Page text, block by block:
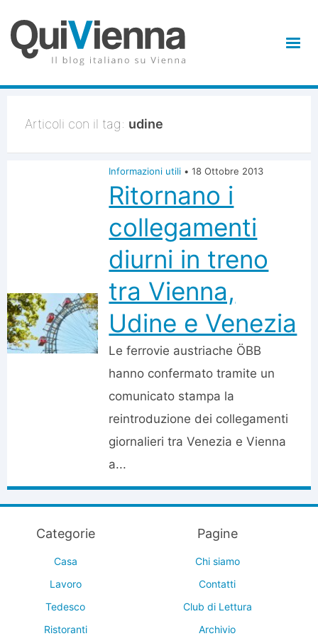
Articoli con il tag: udine
Informazioni utili • 18 Ottobre 2013
Ritornano i
collegamenti
diurni in treno
tra Vienna,
Udine e Venezia
Le ferrovie austriache ÖBB
hanno confermato tramite un
comunicato stampa la
reintroduzione dei collegamenti
giornalieri tra Venezia e Vienna
a...
Categorie
Casa
Lavoro
Tedesco
Ristoranti
Pagine
Chi siamo
Contatti
Club di Lettura
Archivio